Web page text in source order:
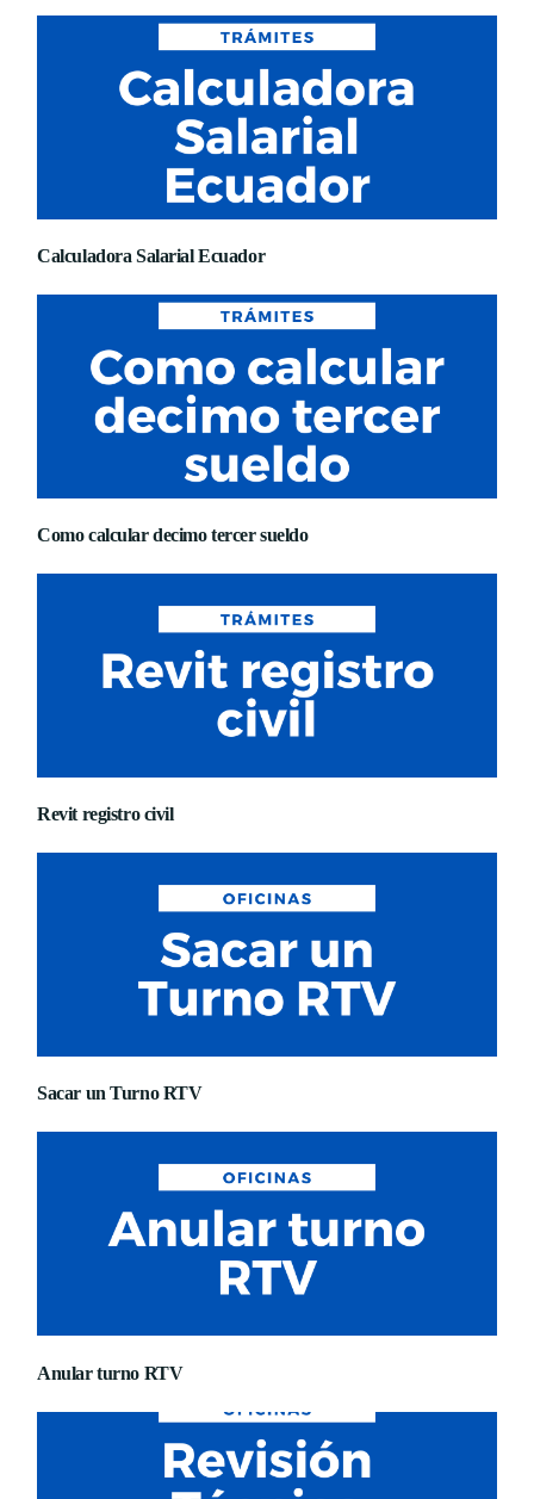
Calculadora Salarial Ecuador
Como calcular decimo tercer sueldo
Revit registro civil
Sacar un Turno RTV
Anular turno RTV